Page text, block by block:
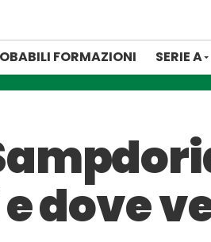
FORMAZIONI SERIE A
dove